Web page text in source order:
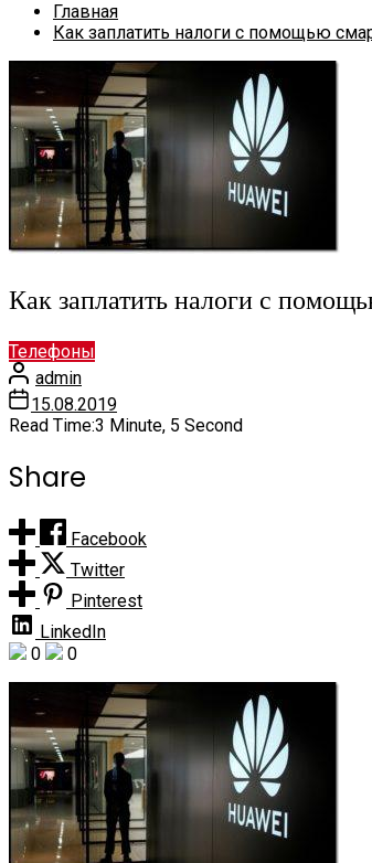
Главная
Как заплатить налоги с помощью
Как заплатить налоги с
Телефоны
admin
15.08.2019
Read Time:3 Minute, 5 Second
Share
Facebook
Twitter
Pinterest
LinkedIn
0
0